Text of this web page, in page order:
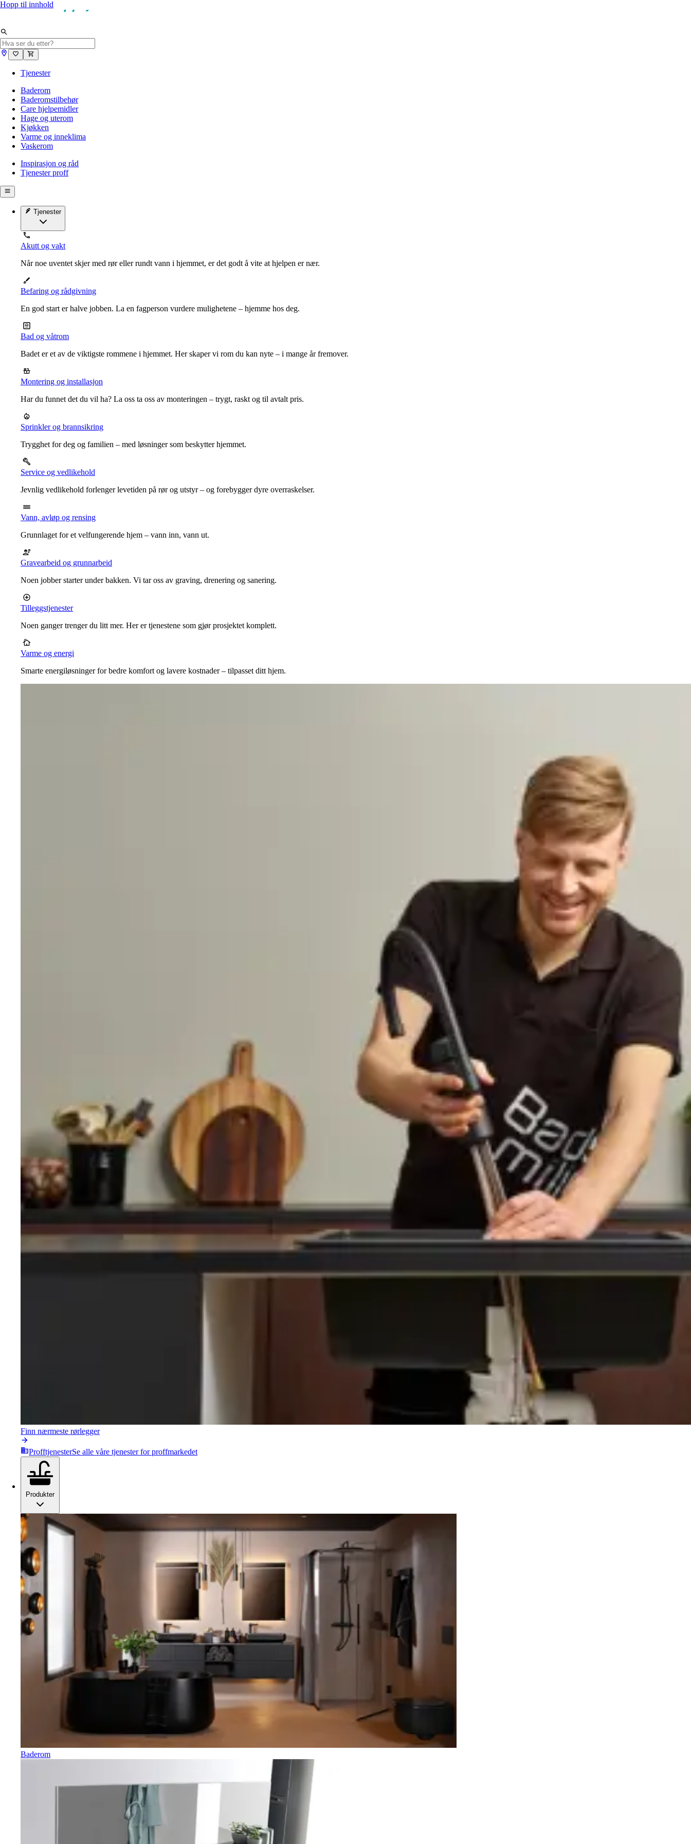
Hopp til innhold
Tjenester
Baderom
Baderomstilbehør
Care hjelpemidler
Hage og uterom
Kjøkken
Varme og inneklima
Vaskerom
Inspirasjon og råd
Tjenester proff
Tjenester
Akutt og vakt
Når noe uventet skjer med rør eller rundt vann i hjemmet, er det godt å vite at hjelpen er nær.
Befaring og rådgivning
En god start er halve jobben. La en fagperson vurdere mulighetene – hjemme hos deg.
Bad og våtrom
Badet er et av de viktigste rommene i hjemmet. Her skaper vi rom du kan nyte – i mange år fremover.
Montering og installasjon
Har du funnet det du vil ha? La oss ta oss av monteringen – trygt, raskt og til avtalt pris.
Sprinkler og brannsikring
Trygghet for deg og familien – med løsninger som beskytter hjemmet.
Service og vedlikehold
Jevnlig vedlikehold forlenger levetiden på rør og utstyr – og forebygger dyre overraskelser.
Vann, avløp og rensing
Grunnlaget for et velfungerende hjem – vann inn, vann ut.
Gravearbeid og grunnarbeid
Noen jobber starter under bakken. Vi tar oss av graving, drenering og sanering.
Tilleggstjenester
Noen ganger trenger du litt mer. Her er tjenestene som gjør prosjektet komplett.
Varme og energi
Smarte energiløsninger for bedre komfort og lavere kostnader – tilpasset ditt hjem.
Finn nærmeste rørlegger
ProfftjenesterSe alle våre tjenester for proffmarkedet
Produkter
Baderom